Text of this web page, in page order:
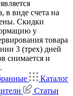
в виде счета на
Скидки
у
товара
3 (трех) дней
снимается и
Каталог
Статьи